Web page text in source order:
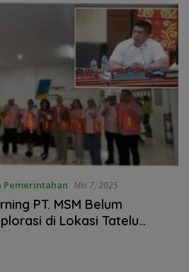
Infrastruktur
Pemerintahan Mei 7, 2025
PT. MSM Belum
di Lokasi Tatelu